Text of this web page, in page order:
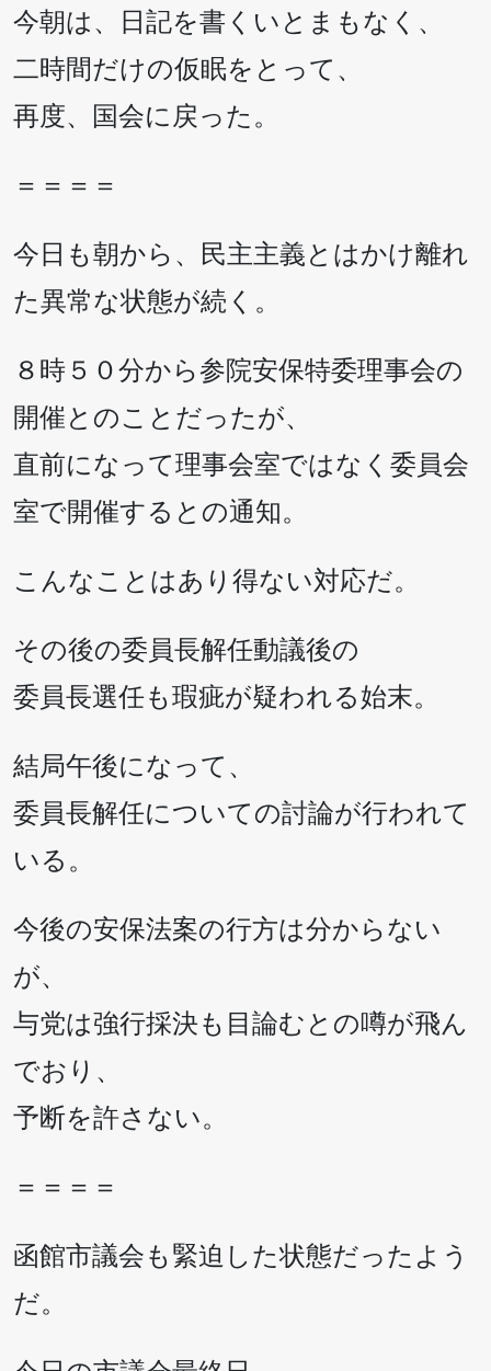
今朝は、日記を書くいとまもなく、
二時間だけの仮眠をとって、
再度、国会に戻った。
＝＝＝＝
今日も朝から、民主主義とはかけ離れ
た異常な状態が続く。
８時５０分から参院安保特委理事会の
開催とのことだったが、
直前になって理事会室ではなく委員会
室で開催するとの通知。
こんなことはあり得ない対応だ。
その後の委員長解任動議後の
委員長選任も瑕疵が疑われる始末。
結局午後になって、
委員長解任についての討論が行われて
いる。
今後の安保法案の行方は分からない
が、
与党は強行採決も目論むとの噂が飛ん
でおり、
予断を許さない。
＝＝＝＝
函館市議会も緊迫した状態だったよう
だ。